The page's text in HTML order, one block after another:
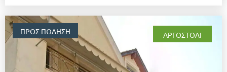
ΠΡΟΣ ΠΏΛΗΣΗ ΑΡΓΟΣΤΌΛΙ